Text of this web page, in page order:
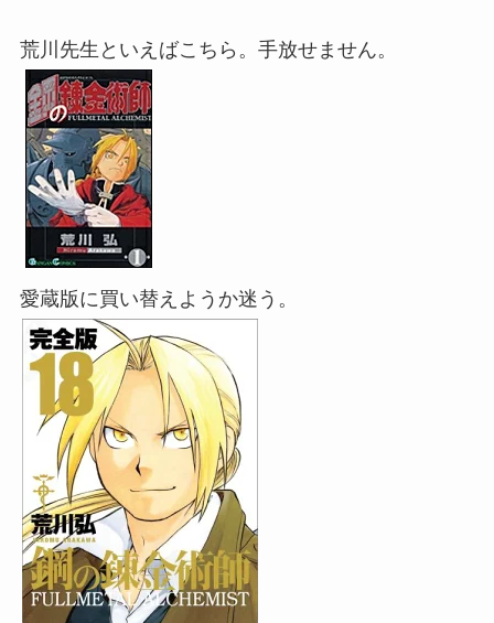
荒川先生といえばこちら。手放せません。
愛蔵版に買い替えようか迷う。